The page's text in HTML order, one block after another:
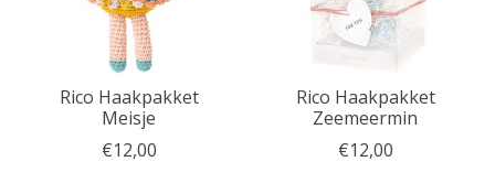
Rico Haakpakket
Meisje
€12,00
Rico Haakpakket
Zeemeermin
€12,00